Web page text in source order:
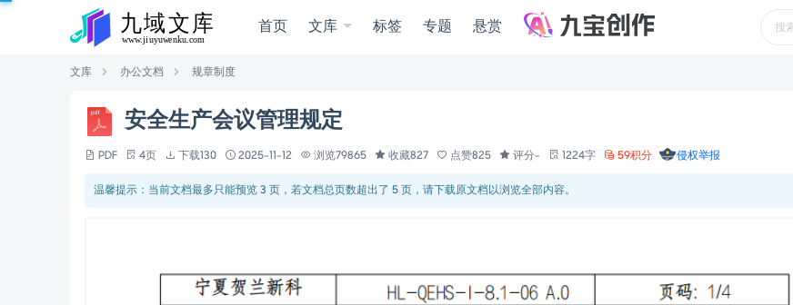
首页 文库 标签 专题 悬赏
文库 办公文档 规章制度
安全生产会议管理规定
PDF 4页 下载130 2025-11-12 浏览79865 收藏827 点赞825 评分- 1224字 59积分 侵权举报
温馨提示：当前文档最多只能预览 3 页，若文档总页数超出了 5 页，请下载原文档以浏览全部内容。